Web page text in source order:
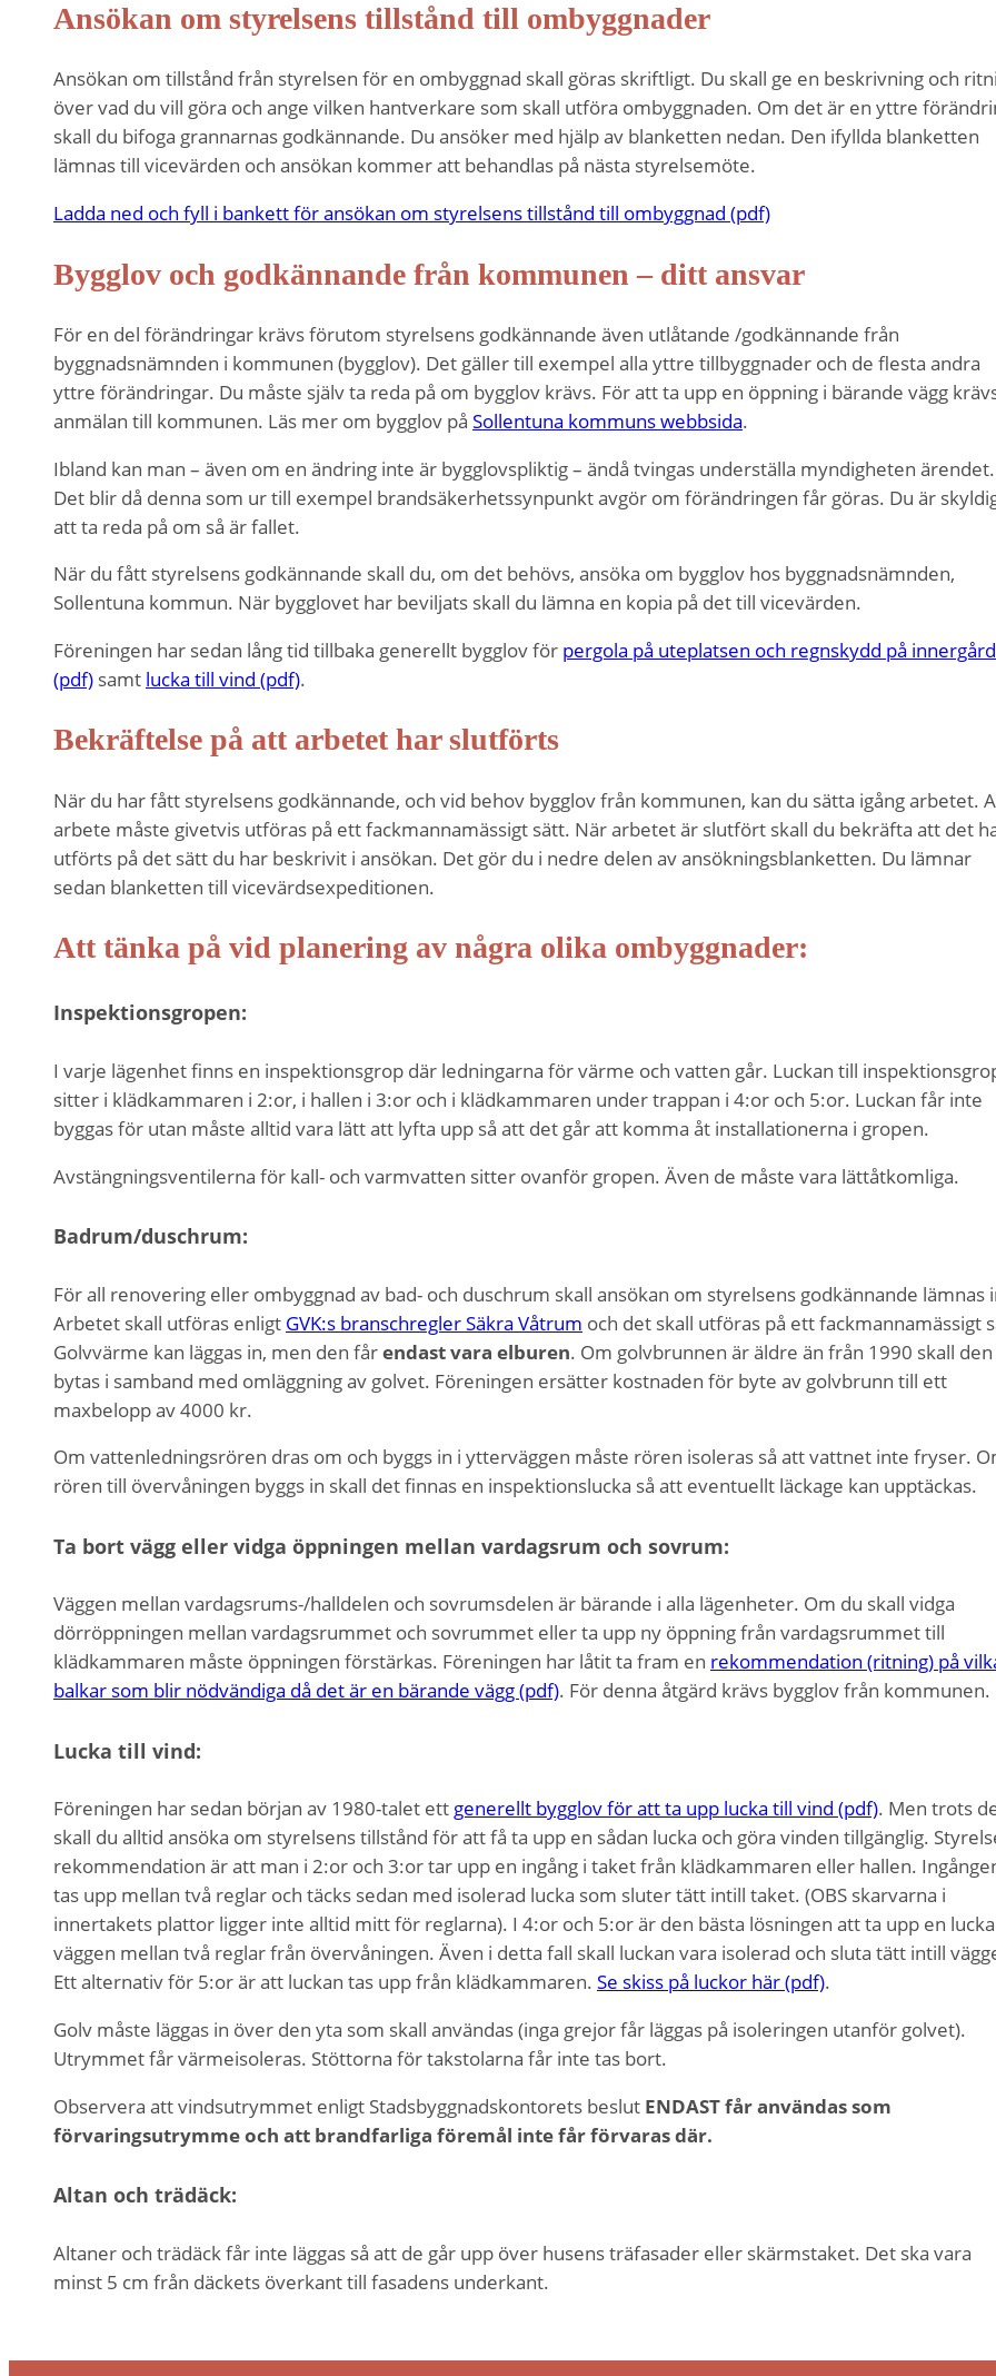
Ansökan om styrelsens tillstånd till ombyggnader
Ansökan om tillstånd från styrelsen för en ombyggnad skall göras skriftligt. Du skall ge en beskrivning och
över vad du vill göra och ange vilken hantverkare som skall utföra ombyggnaden. Om det är en yttre
skall du bifoga grannarnas godkännande. Du ansöker med hjälp av blanketten nedan. Den ifyllda blanketten
lämnas till vicevärden och ansökan kommer att behandlas på nästa styrelsemöte.
Ladda ned och fyll i bankett för ansökan om styrelsens tillstånd till ombyggnad (pdf)
Bygglov och godkännande från kommunen – ditt ansvar
För en del förändringar krävs förutom styrelsens godkännande även utlåtande /godkännande från
byggnadsnämnden i kommunen (bygglov). Det gäller till exempel alla yttre tillbyggnader och de flesta andra
yttre förändringar. Du måste själv ta reda på om bygglov krävs. För att ta upp en öppning i bärande vägg
anmälan till kommunen. Läs mer om bygglov på Sollentuna kommuns webbsida.
Ibland kan man – även om en ändring inte är bygglovspliktig – ändå tvingas underställa myndigheten ärendet.
Det blir då denna som ur till exempel brandsäkerhetssynpunkt avgör om förändringen får göras. Du är
att ta reda på om så är fallet.
När du fått styrelsens godkännande skall du, om det behövs, ansöka om bygglov hos byggnadsnämnden,
Sollentuna kommun. När bygglovet har beviljats skall du lämna en kopia på det till vicevärden.
Föreningen har sedan lång tid tillbaka generellt bygglov för pergola på uteplatsen och regnskydd på
(pdf) samt lucka till vind (pdf).
Bekräftelse på att arbetet har slutförts
När du har fått styrelsens godkännande, och vid behov bygglov från kommunen, kan du sätta igång arbetet.
arbete måste givetvis utföras på ett fackmannamässigt sätt. När arbetet är slutfört skall du bekräfta att det
utförts på det sätt du har beskrivit i ansökan. Det gör du i nedre delen av ansökningsblanketten. Du lämnar
sedan blanketten till vicevärdsexpeditionen.
Att tänka på vid planering av några olika ombyggnader:
Inspektionsgropen:
I varje lägenhet finns en inspektionsgrop där ledningarna för värme och vatten går. Luckan till
sitter i klädkammaren i 2:or, i hallen i 3:or och i klädkammaren under trappan i 4:or och 5:or. Luckan får inte
byggas för utan måste alltid vara lätt att lyfta upp så att det går att komma åt installationerna i gropen.
Avstängningsventilerna för kall- och varmvatten sitter ovanför gropen. Även de måste vara lättåtkomliga.
Badrum/duschrum:
För all renovering eller ombyggnad av bad- och duschrum skall ansökan om styrelsens godkännande lämnas
Arbetet skall utföras enligt GVK:s branschregler Säkra Våtrum och det skall utföras på ett fackmannamässigt
Golvvärme kan läggas in, men den fårendast vara elburen. Om golvbrunnen är äldre än från 1990 skall den
bytas i samband med omläggning av golvet. Föreningen ersätter kostnaden för byte av golvbrunn till ett
maxbelopp av 4000 kr.
Om vattenledningsrören dras om och byggs in i ytterväggen måste rören isoleras så att vattnet inte fryser.
rören till övervåningen byggs in skall det finnas en inspektionslucka så att eventuellt läckage kan upptäckas.
Ta bort vägg eller vidga öppningen mellan vardagsrum och sovrum:
Väggen mellan vardagsrums-/halldelen och sovrumsdelen är bärande i alla lägenheter. Om du skall vidga
dörröppningen mellan vardagsrummet och sovrummet eller ta upp ny öppning från vardagsrummet till
klädkammaren måste öppningen förstärkas. Föreningen har låtit ta fram en rekommendation (ritning) på
balkar som blir nödvändiga då det är en bärande vägg (pdf). För denna åtgärd krävs bygglov från kommunen.
Lucka till vind:
Föreningen har sedan början av 1980-talet ett generellt bygglov för att ta upp lucka till vind (pdf). Men trots
skall du alltid ansöka om styrelsens tillstånd för att få ta upp en sådan lucka och göra vinden tillgänglig.
rekommendation är att man i 2:or och 3:or tar upp en ingång i taket från klädkammaren eller hallen.
tas upp mellan två reglar och täcks sedan med isolerad lucka som sluter tätt intill taket. (OBS skarvarna i
innertakets plattor ligger inte alltid mitt för reglarna). I 4:or och 5:or är den bästa lösningen att ta upp en
väggen mellan två reglar från övervåningen. Även i detta fall skall luckan vara isolerad och sluta tätt intill
Ett alternativ för 5:or är att luckan tas upp från klädkammaren. Se skiss på luckor här (pdf).
Golv måste läggas in över den yta som skall användas (inga grejor får läggas på isoleringen utanför golvet).
Utrymmet får värmeisoleras. Stöttorna för takstolarna får inte tas bort.
Observera att vindsutrymmet enligt Stadsbyggnadskontorets beslut ENDAST får användas som
förvaringsutrymme och att brandfarliga föremål inte får förvaras där.
Altan och trädäck:
Altaner och trädäck får inte läggas så att de går upp över husens träfasader eller skärmstaket. Det ska vara
minst 5 cm från däckets överkant till fasadens underkant.
under ditt
du nekar de
här kakorna
kommer viss
funktionalitet
att försvinna
hemsidan.
Genom att dela
med dig av dina
intressen och ditt
beteende när du
surfar ökar du
chansen att få se
personligt
anpassat innehåll
och erbjudanden.